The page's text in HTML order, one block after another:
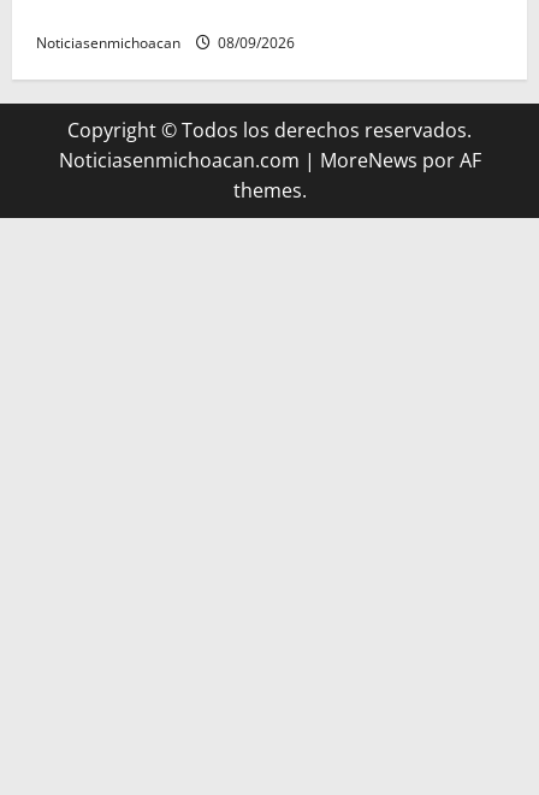
Noticiasenmichoacan 08/09/2026
Copyright © Todos los derechos reservados.
Noticiasenmichoacan.com | MoreNews por AF
themes.